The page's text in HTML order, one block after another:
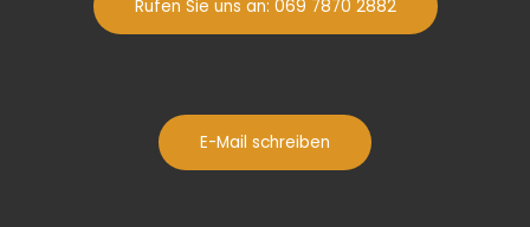
Rufen Sie uns an: 069 7870 2882
E-Mail schreiben